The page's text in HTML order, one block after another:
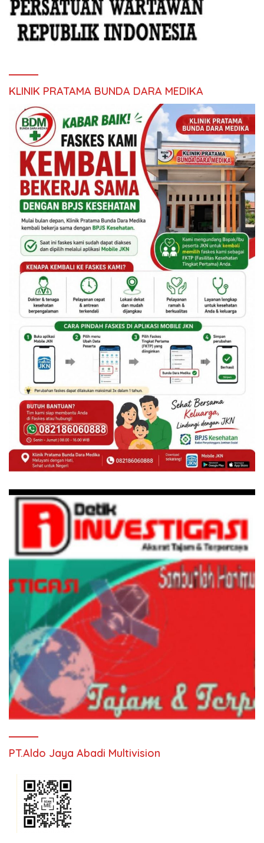
KLINIK PRATAMA BUNDA DARA MEDIKA
PT.Aldo Jaya Abadi Multivision